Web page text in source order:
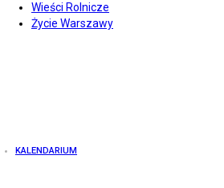
Wieści Rolnicze
Życie Warszawy
KALENDARIUM